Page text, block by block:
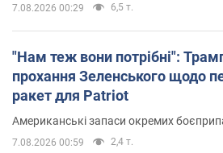
7.08.2026 00:29 6,5 т.
"Нам теж вони потрібні":
прохання Зеленського щодо
ракет для Patriot
Американські запаси окремих
7.08.2026 00:59 2,4 т.